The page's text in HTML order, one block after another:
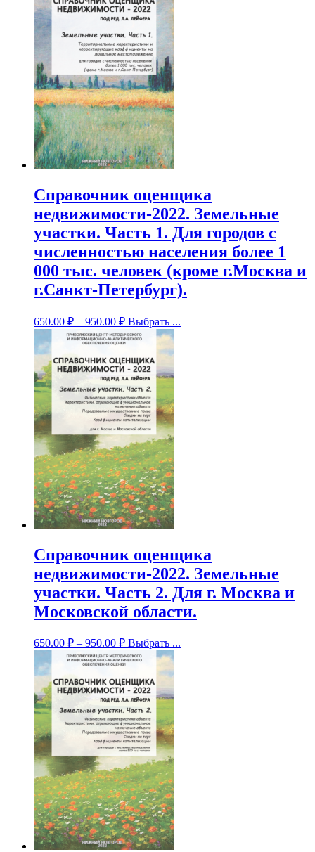
Справочник оценщика
недвижимости-2022. Земельные
участки. Часть 1. Для городов с
численностью населения более 1
000 тыс. человек (кроме г.Москва и
г.Санкт-Петербург).
650.00 ₽ – 950.00 ₽ Выбрать ...
Справочник оценщика
недвижимости-2022. Земельные
участки. Часть 2. Для г. Москва и
Московской области.
650.00 ₽ – 950.00 ₽ Выбрать ...